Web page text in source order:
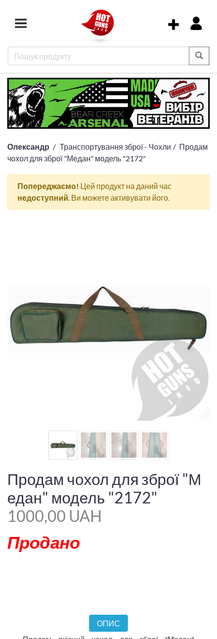
Олександр Транспортування зброї - Чохли
Продам
чохол для зброї "Медан" модель "2172"
Попереджаємо! Цей продукт на даний час
недоступний. Ви можете активувати його.
Продам чохол для зброї "М
едан" модель "2172"
1000,00 UAH
Продано
ОПИС